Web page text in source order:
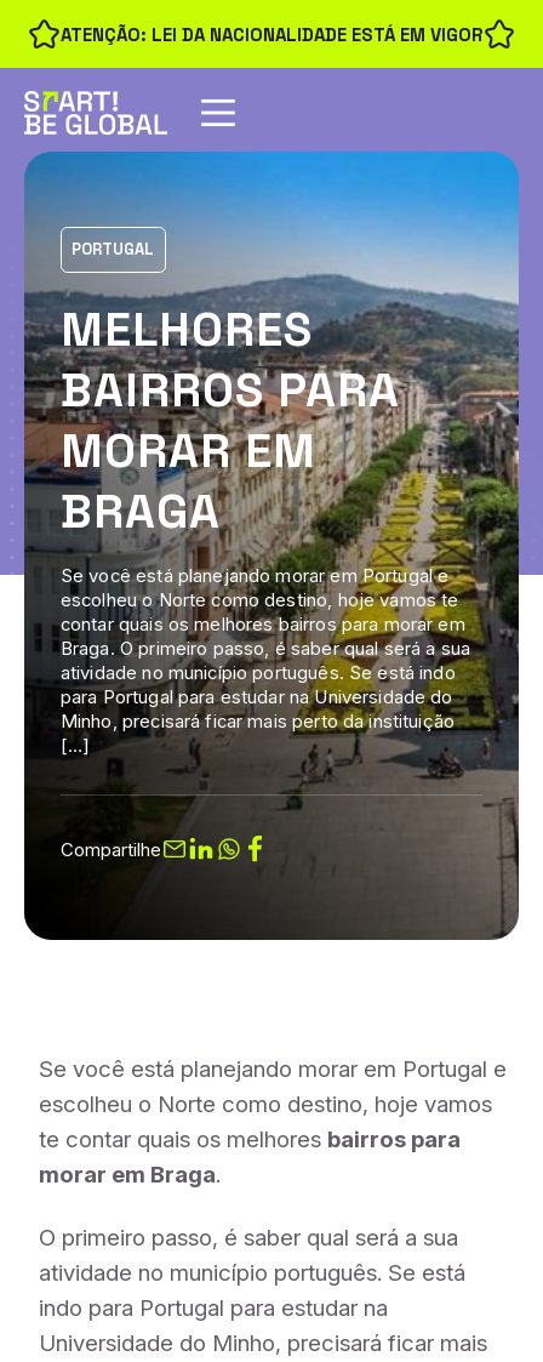
ATENÇÃO: LEI DA NACIONALIDADE ESTÁ EM VIGOR
PORTUGAL
MELHORES
BAIRROS PARA
MORAR EM
BRAGA
Se você está planejando morar em Portugal e
escolheu o Norte como destino, hoje vamos te
contar quais os melhores bairros para morar em
Braga. O primeiro passo, é saber qual será a sua
atividade no município português. Se está indo
para Portugal para estudar na Universidade do
Minho, precisará ficar mais perto da instituição
[…]
Compartilhe
Se você está planejando morar em Portugal e
escolheu o Norte como destino, hoje vamos
te contar quais os melhores bairros para
morar em Braga.
O primeiro passo, é saber qual será a sua
atividade no município português. Se está
indo para Portugal para estudar na
Universidade do Minho, precisará ficar mais